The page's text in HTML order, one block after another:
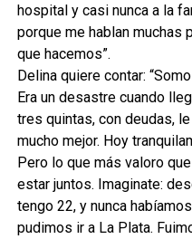
hospital y casi nunca a la
porque me hablan muchas
que hacemos”.
Delina quiere contar:
Era un desastre cuando
tres quintas, con deudas,
mucho mejor. Hoy
Pero lo que más valoro
estar juntos. Imaginate:
tengo 22, y nunca
pudimos ir a La Plata.